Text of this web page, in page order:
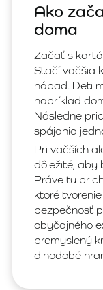
Ako
doma
Začať s
Stačí väčšia
nápad. Deti
napríklad
Následne
spájania
Pri väčších
dôležité, aby
Práve tu
ktoré
bezpečnosť
obyčajného
premyslený
dlhodobé